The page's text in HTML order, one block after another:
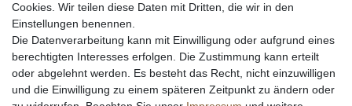
Stahlarten
Rockwell Härte
Messerarten
Klingenformen
Holzarten
Cookies. Wir teilen diese Daten mit Dritten, die wir in den
Einstellungen benennen.
Die Datenverarbeitung kann mit Einwilligung oder aufgrund eines
berechtigten Interesses erfolgen. Die Zustimmung kann erteilt
oder abgelehnt werden. Es besteht das Recht, nicht einzuwilligen
und die Einwilligung zu einem späteren Zeitpunkt zu ändern oder